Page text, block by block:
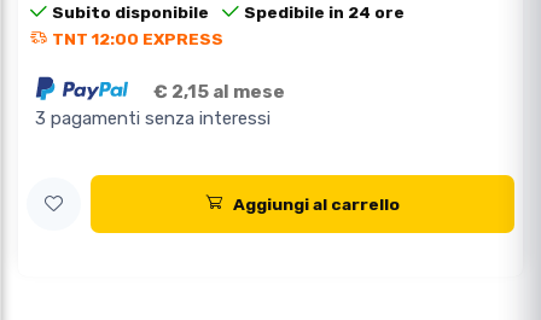
Subito disponibile
Spedibile in 24 ore
TNT 12:00 EXPRESS
€ 2,15 al mese
3 pagamenti senza interessi
Aggiungi al carrello